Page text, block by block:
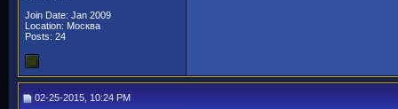
Join Date: Jan 2009
Location: Москва
Posts: 24
02-25-2015, 10:24 PM